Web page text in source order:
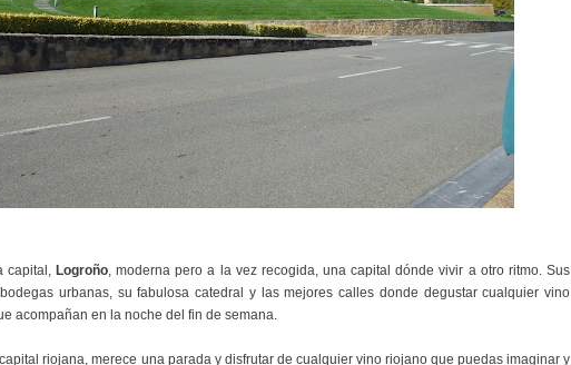
capital, Logroño, moderna pero a la vez recogida, una capital dónde vivir a otro ritmo. Sus
urbanas, su fabulosa catedral y las mejores calles donde degustar cualquier vino
acompañan en la noche del fin de semana.
riojana, merece una parada y disfrutar de cualquier vino riojano que puedas imaginar y